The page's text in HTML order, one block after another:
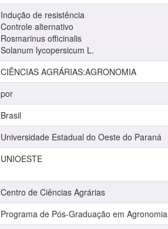
Indução de resistência
Controle alternativo
Rosmarinus officinalis
Solanum lycopersicum L.
CIÊNCIAS AGRÁRIAS:AGRONOMIA
por
Brasil
Universidade Estadual do Oeste do Paraná
UNIOESTE
Centro de Ciências Agrárias
Programa de Pós-Graduação em Agronomia